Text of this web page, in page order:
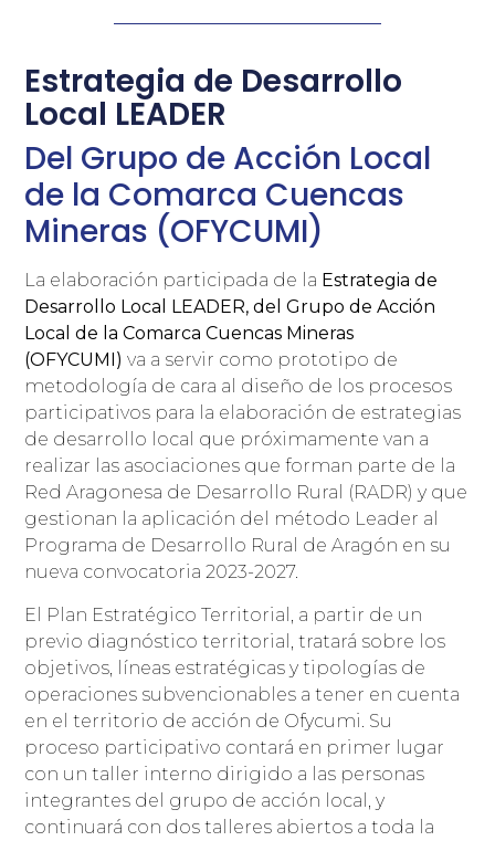
Estrategia de Desarrollo
Local LEADER
Del Grupo de Acción Local
de la Comarca Cuencas
Mineras (OFYCUMI)
La elaboración participada de la Estrategia de
Desarrollo Local LEADER, del Grupo de Acción
Local de la Comarca Cuencas Mineras
(OFYCUMI) va a servir como prototipo de
metodología de cara al diseño de los procesos
participativos para la elaboración de estrategias
de desarrollo local que próximamente van a
realizar las asociaciones que forman parte de la
Red Aragonesa de Desarrollo Rural (RADR) y que
gestionan la aplicación del método Leader al
Programa de Desarrollo Rural de Aragón en su
nueva convocatoria 2023-2027.
El Plan Estratégico Territorial, a partir de un
previo diagnóstico territorial, tratará sobre los
objetivos, líneas estratégicas y tipologías de
operaciones subvencionables a tener en cuenta
en el territorio de acción de Ofycumi. Su
proceso participativo contará en primer lugar
con un taller interno dirigido a las personas
integrantes del grupo de acción local, y
continuará con dos talleres abiertos a toda la